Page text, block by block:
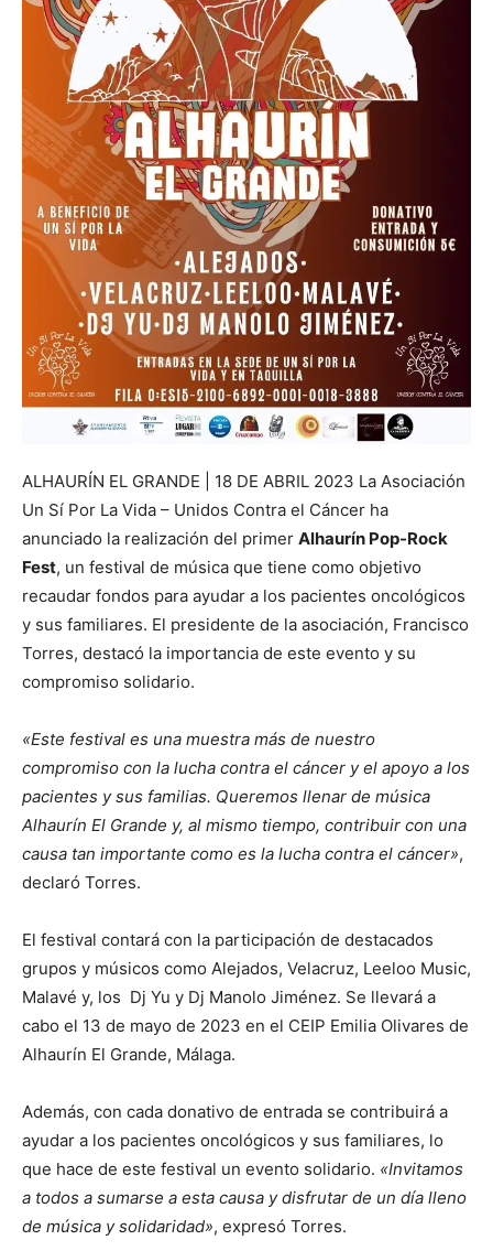
ALHAURÍN EL GRANDE | 18 DE ABRIL 2023 La Asociación
Un Sí Por La Vida – Unidos Contra el Cáncer ha
anunciado la realización del primer Alhaurín Pop-Rock
Fest, un festival de música que tiene como objetivo
recaudar fondos para ayudar a los pacientes oncológicos
y sus familiares. El presidente de la asociación, Francisco
Torres, destacó la importancia de este evento y su
compromiso solidario.
«Este festival es una muestra más de nuestro
compromiso con la lucha contra el cáncer y el apoyo a los
pacientes y sus familias. Queremos llenar de música
Alhaurín El Grande y, al mismo tiempo, contribuir con una
causa tan importante como es la lucha contra el cáncer»,
declaró Torres.
El festival contará con la participación de destacados
grupos y músicos como Alejados, Velacruz, Leeloo Music,
Malavé y, los Dj Yu y Dj Manolo Jiménez. Se llevará a
cabo el 13 de mayo de 2023 en el CEIP Emilia Olivares de
Alhaurín El Grande, Málaga.
Además, con cada donativo de entrada se contribuirá a
ayudar a los pacientes oncológicos y sus familiares, lo
que hace de este festival un evento solidario. «Invitamos
a todos a sumarse a esta causa y disfrutar de un día lleno
de música y solidaridad», expresó Torres.